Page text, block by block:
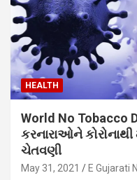
HEALTH
World No Tobacco
કરનારાઓને
ચેતવણી
May 31, 2021 E Gujarati